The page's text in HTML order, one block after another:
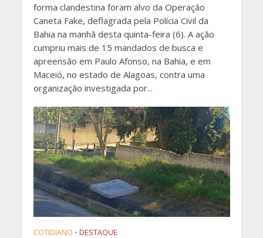
forma clandestina foram alvo da Operação
Caneta Fake, deflagrada pela Polícia Civil da
Bahia na manhã desta quinta-feira (6). A ação
cumpriu mais de 15 mandados de busca e
apreensão em Paulo Afonso, na Bahia, e em
Maceió, no estado de Alagoas, contra uma
organização investigada por...
COTIDIANO • DESTAQUE